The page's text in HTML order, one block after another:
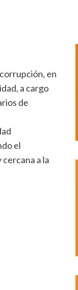
en
a cargo
de
el
a la